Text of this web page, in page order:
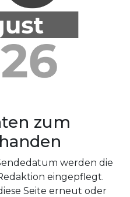
zum
werden die
eingepflegt.
Seite erneut oder